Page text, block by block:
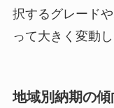
択するグレード
って大きく変動し
地域別納期の傾